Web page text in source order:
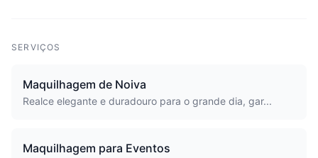
SERVIÇOS
Maquilhagem de Noiva
Realce elegante e duradouro para o grande dia, gar...
Maquilhagem para Eventos